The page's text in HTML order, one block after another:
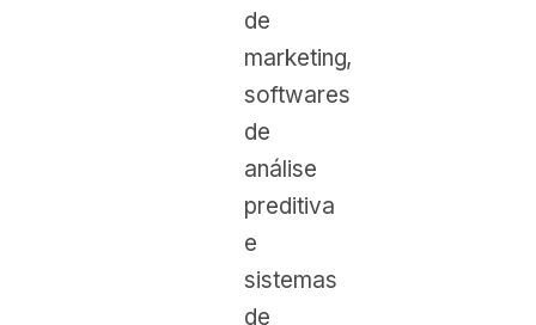
de
marketing,
softwares
de
análise
preditiva
e
sistemas
de